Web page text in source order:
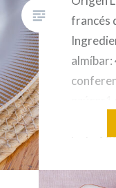
francés
almíbar:
de